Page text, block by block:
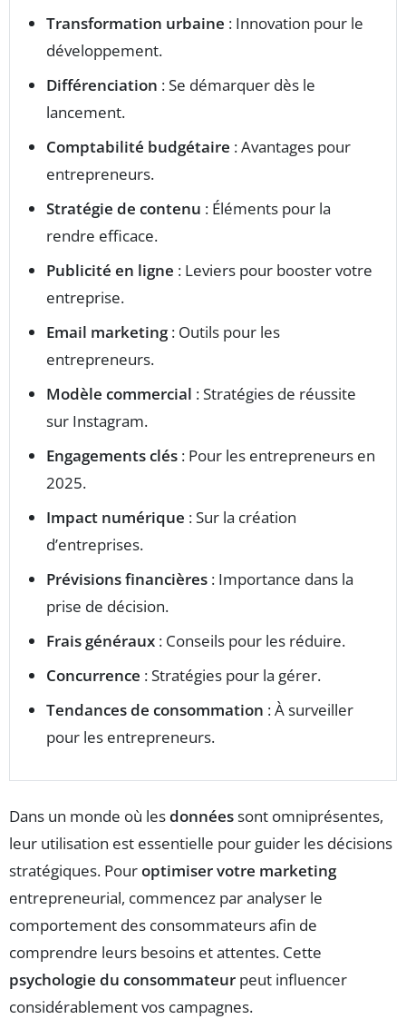
Transformation urbaine : Innovation pour le
développement.
Différenciation : Se démarquer dès le
lancement.
Comptabilité budgétaire : Avantages pour
entrepreneurs.
Stratégie de contenu : Éléments pour la
rendre efficace.
Publicité en ligne : Leviers pour booster votre
entreprise.
Email marketing: Outils pour les
entrepreneurs.
Modèle commercial : Stratégies de réussite
sur Instagram.
Engagements clés : Pour les entrepreneurs en
2025.
Impact numérique : Sur la création
d’entreprises.
Prévisions financières : Importance dans la
prise de décision.
Frais généraux : Conseils pour les réduire.
Concurrence : Stratégies pour la gérer.
Tendances de consommation : À surveiller
pour les entrepreneurs.
Dans un monde où lesdonnéessont omniprésentes,
leur utilisation est essentielle pour guider les décisions
stratégiques. Pouroptimiser votre marketing
entrepreneurial, commencez par analyser le
comportement des consommateurs afin de
comprendre leurs besoins et attentes. Cette
psychologie du consommateur peut influencer
considérablement vos campagnes.